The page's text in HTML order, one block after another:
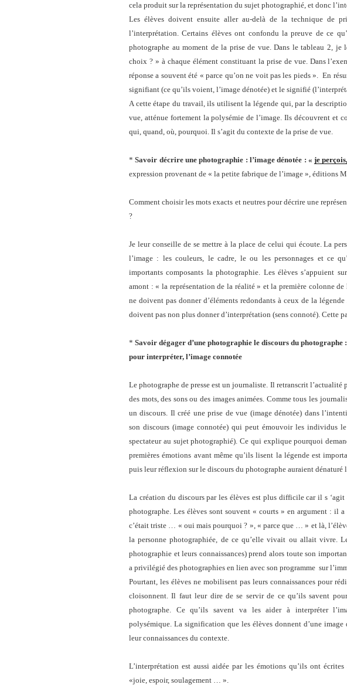
cela produit sur la représentation du sujet photographié, et donc
Les élèves doivent ensuite aller au-delà de la technique de
l’interprétation. Certains élèves ont confondu la preuve de ce
photographe au moment de la prise de vue. Dans le tableau 2, je
choix ? » à chaque élément constituant la prise de vue. Dans
réponse a souvent été « parce qu’on ne voit pas les pieds ». En
signifiant (ce qu’ils voient, l’image dénotée) et le signifié
A cette étape du travail, ils utilisent la légende qui, par la
vue, atténue fortement la polysémie de l’image. Ils découvrent et
qui, quand, où, pourquoi. Il s’agit du contexte de la prise de vue.
*Savoir décrire une photographie : l’image dénotée : «je
expression provenant de « la petite fabrique de l’image », éditions
Comment choisir les mots exacts et neutres pour décrire une
?
Je leur conseille de se mettre à la place de celui qui écoute. La
l’image : les couleurs, le cadre, le ou les personnages et ce
importants composants la photographie. Les élèves s’appuient
amont : « la représentation de la réalité » et la première colonne
ne doivent pas donner d’éléments redondants à ceux de la
doivent pas non plus donner d’interprétation (sens connoté). Cette
*Savoir dégager d’une photographie le discours du photographe
pour interpréter, l’image connotée
Le photographe de presse est un journaliste. Il retranscrit l’actualité
des mots, des sons ou des images animées. Comme tous les
un discours. Il créé une prise de vue (image dénotée) dans
son discours (image connotée) qui peut émouvoir les individus
spectateur au sujet photographié). Ce qui explique pourquoi
premières émotions avant même qu’ils lisent la légende est
puis leur réflexion sur le discours du photographe auraient dénaturé
La création du discours par les élèves est plus difficile car il s ‘agit
photographe. Les élèves sont souvent « courts » en argument : il
c’était triste … « oui mais pourquoi ? », « parce que … » et là,
la personne photographiée, de ce qu’elle vivait ou allait vivre.
photographie et leurs connaissances) prend alors toute son
a privilégié des photographies en lien avec son programme sur
Pourtant, les élèves ne mobilisent pas leurs connaissances pour
cloisonnent. Il faut leur dire de se servir de ce qu’ils savent
photographe. Ce qu’ils savent va les aider à interpréter
polysémique. La signification que les élèves donnent d’une image
leur connaissances du contexte.
L’interprétation est aussi aidée par les émotions qu’ils ont
«joie, espoir, soulagement … ».